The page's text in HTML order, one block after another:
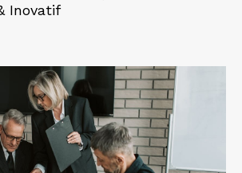
Inovatif